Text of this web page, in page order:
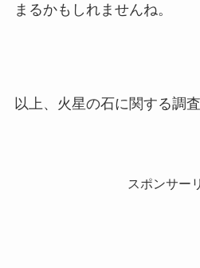
まるかもしれませんね。
以上、火星の石に関する調査
スポンサー